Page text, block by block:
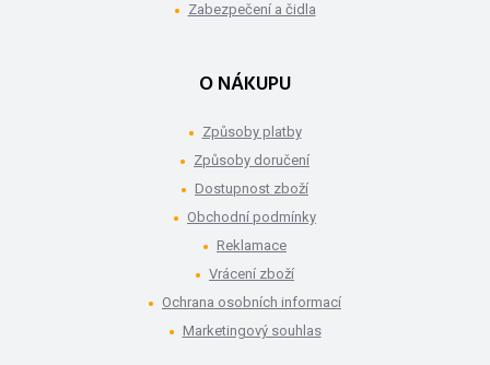
Zabezpečení a čidla
O NÁKUPU
Způsoby platby
Způsoby doručení
Dostupnost zboží
Obchodní podmínky
Reklamace
Vrácení zboží
Ochrana osobních informací
Marketingový souhlas